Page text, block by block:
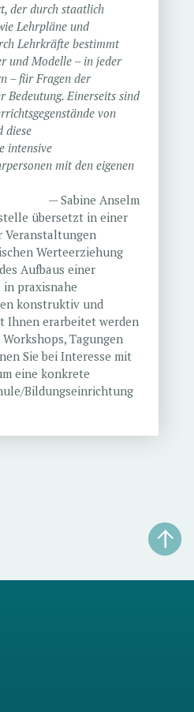
der durch staatlich
Lehrpläne und
Lehrkräfte bestimmt
und Modelle – in jeder
– für Fragen der
Bedeutung. Einerseits sind
von
diese
intensive
mit den eigenen
Sabine Anselm
übersetzt in einer
Veranstaltungen
Werteerziehung
Aufbaus einer
praxisnahe
konstruktiv und
Ihnen erarbeitet werden
Tagungen
Sie bei Interesse mit
eine konkrete
Bildungseinrichtung